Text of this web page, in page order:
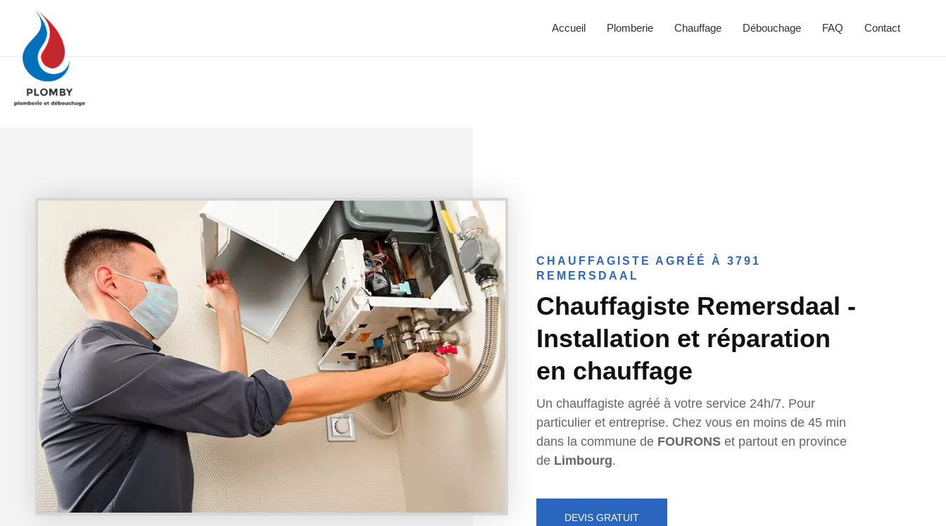
Accueil Plomberie Chauffage Débouchage FAQ Contact
CHAUFFAGISTE AGRÉÉ À 3791
REMERSDAAL
Chauffagiste Remersdaal -
Installation et réparation
en chauffage
Un chauffagiste agréé à votre service 24h/7. Pour
particulier et entreprise. Chez vous en moins de 45 min
dans la commune de FOURONS et partout en province
de Limbourg.
DEVIS GRATUIT